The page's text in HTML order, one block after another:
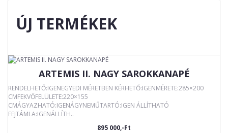
ÚJ TERMÉKEK
ARTEMIS II. NAGY SAROKKANAPÉ
RENDELHETŐ:IGENEGYEDI MÉRETBEN KÉRHETŐ:IGENMÉRETE:285×200
CMFEKVŐFELÜLETE:220×155
CMÁGYAZHATÓ:IGENÁGYNEMŰTARTÓ:IGEN ÁLLÍTHATÓ
FEJTÁMLA:IGENÁLLÍTH..
895 000,-Ft